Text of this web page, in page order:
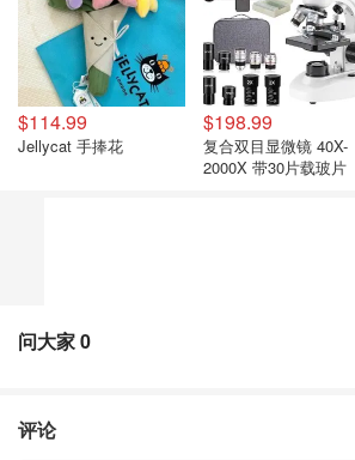
$114.99
Jellycat 手捧花
$198.99
复合双目显微镜 40X-
2000X 带30片载玻片
问大家0
评论